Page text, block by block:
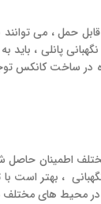
حمل ، می‌
پانلی ، باید
در ساخت کانکس
اطمینان حاصل
، بهتر است با
محیط‌ های مختلف